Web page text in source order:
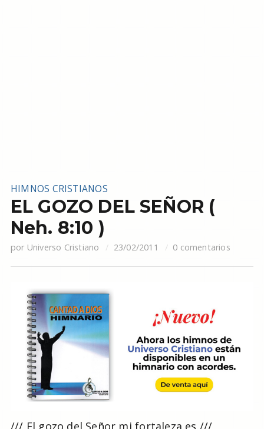
HIMNOS CRISTIANOS
EL GOZO DEL SEÑOR (
Neh. 8:10 )
por Universo Cristiano 23/02/2011 0 comentarios
/// El gozo del Señor mi fortaleza es ///